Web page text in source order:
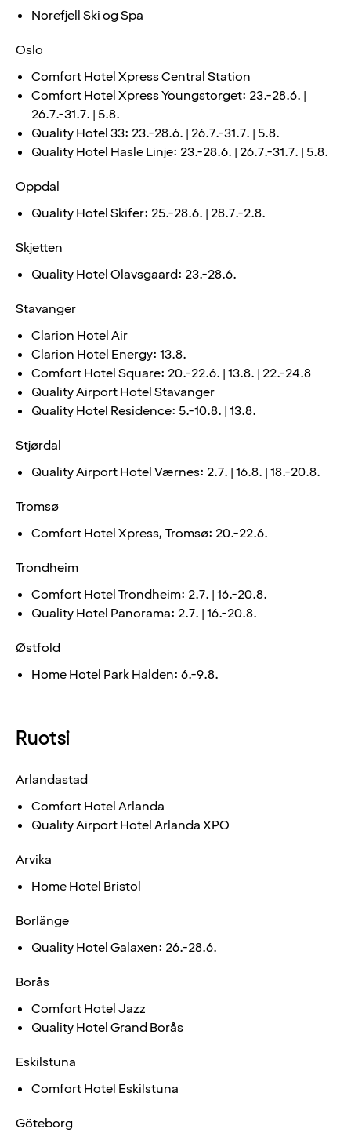
Norefjell Ski og Spa
Oslo
Comfort Hotel Xpress Central Station
Comfort Hotel Xpress Youngstorget: 23.-28.6. |
26.7.-31.7. | 5.8.
Quality Hotel 33: 23.-28.6. | 26.7.-31.7. | 5.8.
Quality Hotel Hasle Linje: 23.-28.6. | 26.7.-31.7. | 5.8.
Oppdal
Quality Hotel Skifer: 25.-28.6. | 28.7.-2.8.
Skjetten
Quality Hotel Olavsgaard: 23.-28.6.
Stavanger
Clarion Hotel Air
Clarion Hotel Energy: 13.8.
Comfort Hotel Square: 20.-22.6. | 13.8. | 22.-24.8
Quality Airport Hotel Stavanger
Quality Hotel Residence: 5.-10.8. | 13.8.
Stjørdal
Quality Airport Hotel Værnes: 2.7. | 16.8. | 18.-20.8.
Tromsø
Comfort Hotel Xpress, Tromsø: 20.-22.6.
Trondheim
Comfort Hotel Trondheim: 2.7. | 16.-20.8.
Quality Hotel Panorama: 2.7. | 16.-20.8.
Østfold
Home Hotel Park Halden: 6.-9.8.
Ruotsi
Arlandastad
Comfort Hotel Arlanda
Quality Airport Hotel Arlanda XPO
Arvika
Home Hotel Bristol
Borlänge
Quality Hotel Galaxen: 26.-28.6.
Borås
Comfort Hotel Jazz
Quality Hotel Grand Borås
Eskilstuna
Comfort Hotel Eskilstuna
Göteborg